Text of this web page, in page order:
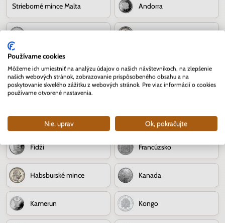
Strieborné mince Malta Andorra
Cookove ostrovy
Československo Čína
Fidži Francúzsko
Habsburské mince Kanada
Kamerun Kongo
Používame cookies
Môžeme ich umiestniť na analýzu údajov o našich návštevníkoch, na zlepšenie
našich webových stránok, zobrazovanie prispôsobeného obsahu a na
poskytovanie skvelého zážitku z webových stránok. Pre viac informácií o cookies
používame otvorené nastavenia.
Nie, uprav Ok, pokračujte